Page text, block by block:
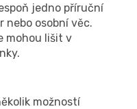
jedno příruční
nebo osobní věc.
mohou lišit v
možností